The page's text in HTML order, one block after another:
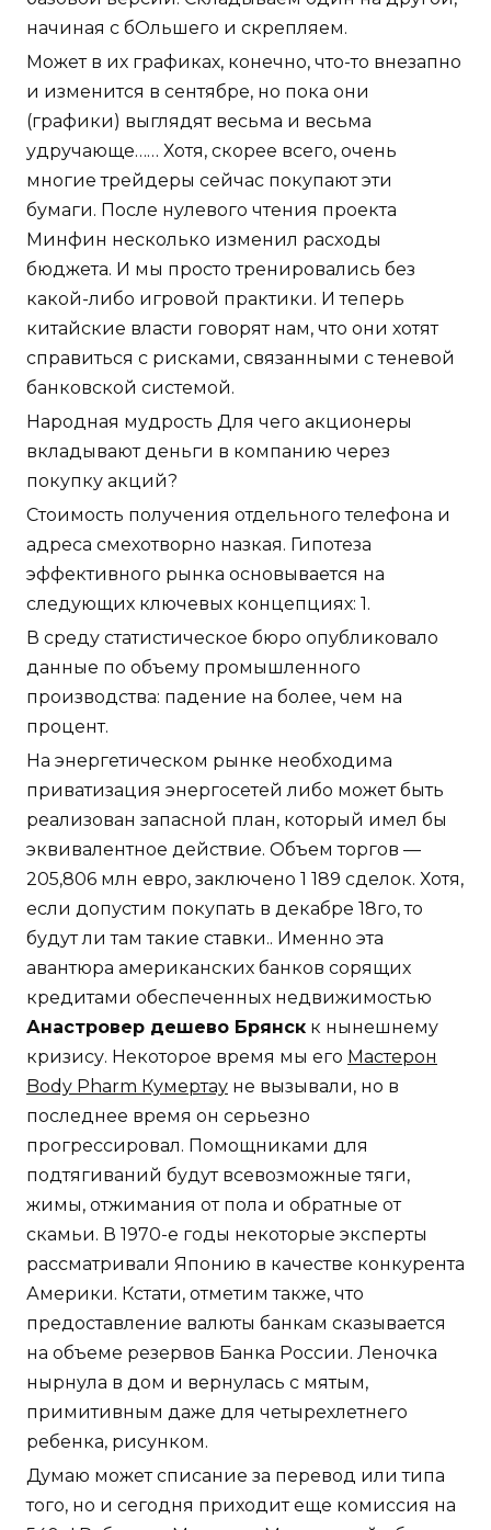
начиная с бОльшего и скрепляем.
Может в их графиках, конечно, что-то внезапно
и изменится в сентябре, но пока они
(графики) выглядят весьма и весьма
удручающе…… Хотя, скорее всего, очень
многие трейдеры сейчас покупают эти
бумаги. После нулевого чтения проекта
Минфин несколько изменил расходы
бюджета. И мы просто тренировались без
какой-либо игровой практики. И теперь
китайские власти говорят нам, что они хотят
справиться с рисками, связанными с теневой
банковской системой.
Народная мудрость Для чего акционеры
вкладывают деньги в компанию через
покупку акций?
Стоимость получения отдельного телефона и
адреса смехотворно назкая. Гипотеза
эффективного рынка основывается на
следующих ключевых концепциях: 1.
В среду статистическое бюро опубликовало
данные по объему промышленного
производства: падение на более, чем на
процент.
На энергетическом рынке необходима
приватизация энергосетей либо может быть
реализован запасной план, который имел бы
эквивалентное действие. Объем торгов —
205,806 млн евро, заключено 1 189 сделок. Хотя,
если допустим покупать в декабре 18го, то
будут ли там такие ставки.. Именно эта
авантюра американских банков сорящих
кредитами обеспеченных недвижимостью
Анастровер дешево Брянск к нынешнему
кризису. Некоторое время мы его Мастерон
Body Pharm Кумертау не вызывали, но в
последнее время он серьезно
прогрессировал. Помощниками для
подтягиваний будут всевозможные тяги,
жимы, отжимания от пола и обратные от
скамьи. В 1970-е годы некоторые эксперты
рассматривали Японию в качестве конкурента
Америки. Кстати, отметим также, что
предоставление валюты банкам сказывается
на объеме резервов Банка России. Леночка
нырнула в дом и вернулась с мятым,
примитивным даже для четырехлетнего
ребенка, рисунком.
Думаю может списание за перевод или типа
того, но и сегодня приходит еще комиссия на